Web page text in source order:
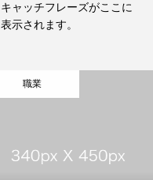
キャッチフレーズがここに
表示されます。
職業